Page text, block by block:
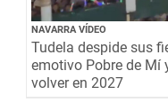
NAVARRA VÍDEO
Tudela despide sus
emotivo Pobre de Mí
volver en 2027